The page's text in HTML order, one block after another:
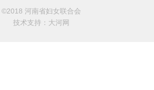
©2018 河南省妇女联合会
技术支持： 大河网